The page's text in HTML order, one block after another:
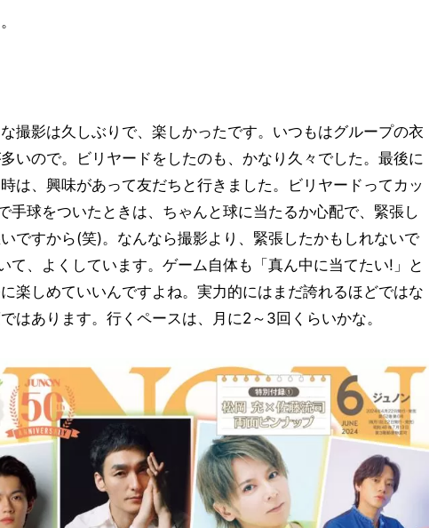
撮影は久しぶりで、楽しかったです。いつもはグループの衣
いので。ビリヤードをしたのも、かなり久々でした。最後に
は、興味があって友だちと行きました。ビリヤードってカッ
手球をついたときは、ちゃんと球に当たるか心配で、緊張し
ですから(笑)。なんなら撮影より、緊張したかもしれないで
て、よくしています。ゲーム自体も「真ん中に当てたい!」と
楽しめていいんですよね。実力的にはまだ誇れるほどではな
はあります。行くペースは、月に2～3回くらいかな。